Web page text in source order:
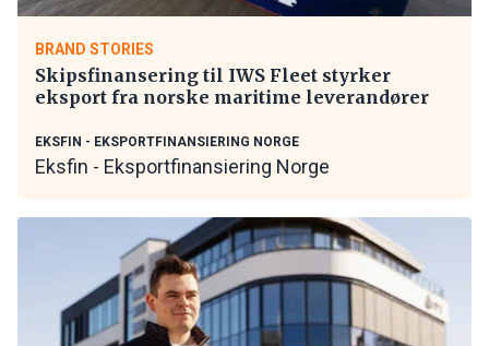
BRAND STORIES
Skipsfinansering til IWS Fleet styrker
eksport fra norske maritime leverandører
EKSFIN - EKSPORTFINANSIERING NORGE
Eksfin - Eksportfinansiering Norge